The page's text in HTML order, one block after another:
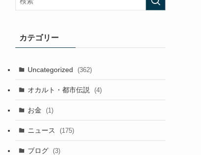
カテゴリー
Uncategorized (362)
オカルト・都市伝説 (4)
お金 (1)
ニュース (175)
ブログ (3)